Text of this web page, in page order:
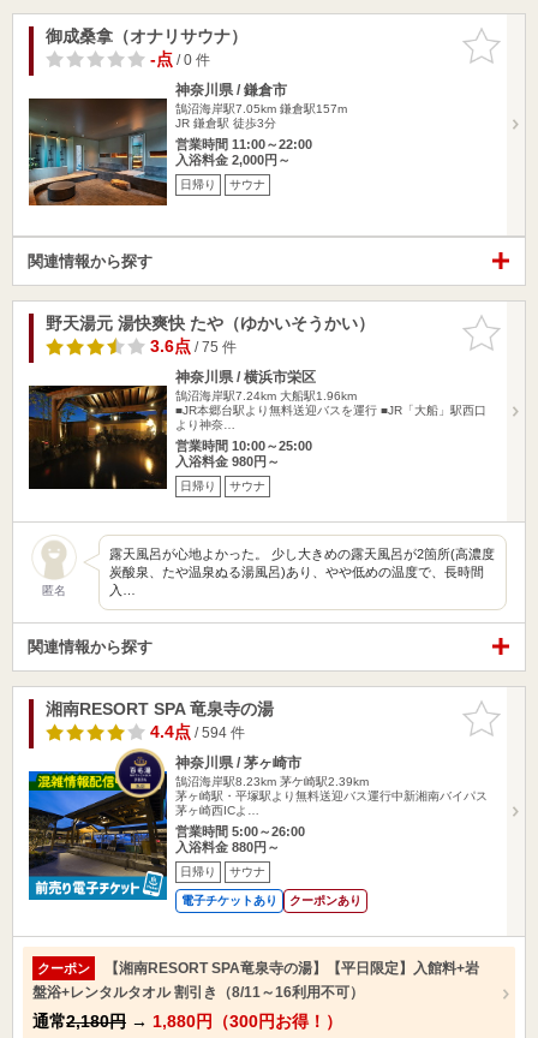
お気に入
りに追加
御成桑拿（オナリサウナ）
-点/ 0 件
神奈川県 / 鎌倉市
鵠沼海岸駅7.05km 鎌倉駅157m
JR 鎌倉駅 徒歩3分
営業時間 11:00～22:00
入浴料金 2,000円～
日帰り サウナ
関連情報から探す
お気に入
りに追加
野天湯元 湯快爽快 たや（ゆかいそうかい）
3.6点/ 75 件
神奈川県 / 横浜市栄区
鵠沼海岸駅7.24km 大船駅1.96km
■JR本郷台駅より無料送迎バスを運行 ■JR「大船」駅西口
より神奈…
営業時間 10:00～25:00
入浴料金 980円～
日帰り サウナ
匿名
露天風呂が心地よかった。 少し大きめの露天風呂が2箇所(高濃度
炭酸泉、たや温泉ぬる湯風呂)あり、やや低めの温度で、長時間
入…
関連情報から探す
お気に入
りに追加
湘南RESORT SPA 竜泉寺の湯
4.4点/ 594 件
神奈川県 / 茅ヶ崎市
鵠沼海岸駅8.23km 茅ケ崎駅2.39km
茅ヶ崎駅・平塚駅より無料送迎バス運行中新湘南バイパス
茅ヶ崎西ICよ…
営業時間 5:00～26:00
入浴料金 880円～
日帰り サウナ
電子チケットあり クーポンあり
クーポン
【湘南RESORT SPA竜泉寺の湯】【平日限定】入館料+岩
盤浴+レンタルタオル 割引き（8/11～16利用不可）
通常2,180円 → 1,880円（300円お得！）